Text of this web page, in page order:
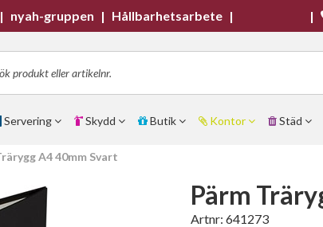
A4 40mm Svart
Pärm
Artnr: 641273
| nyah-gruppen | Hållbarhetsarbete | |
Servering Skydd Butik Kontor Städ